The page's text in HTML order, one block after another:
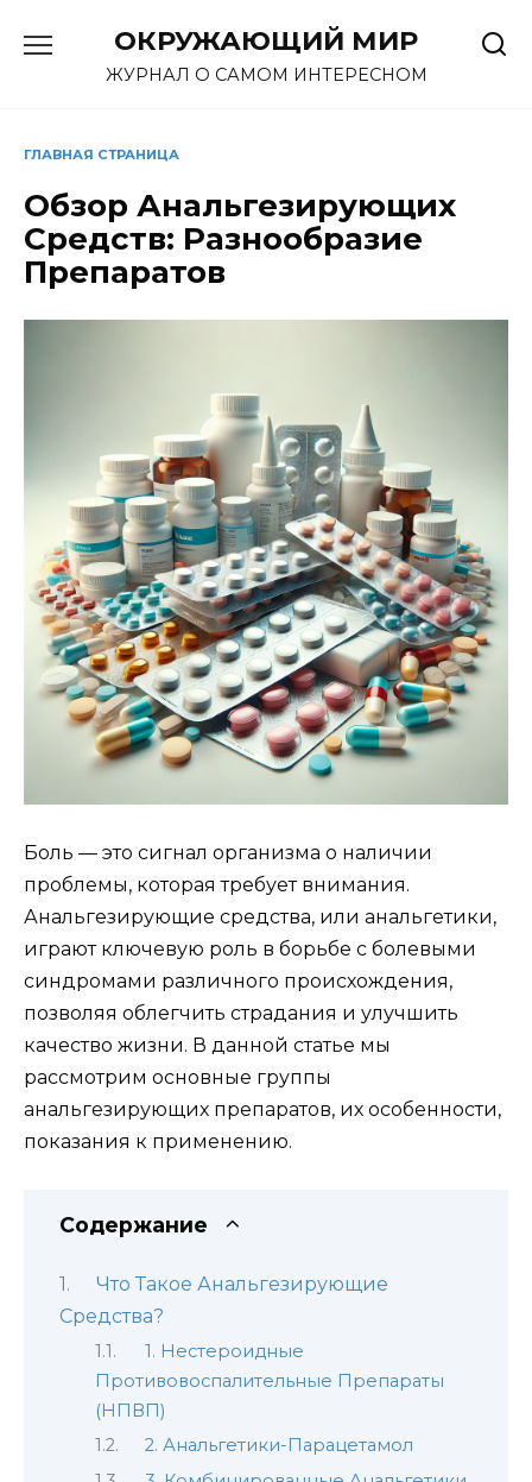
содержанию
ОКРУЖАЮЩИЙ МИР
ЖУРНАЛ О САМОМ ИНТЕРЕСНОМ
ГЛАВНАЯ СТРАНИЦА
Обзор Анальгезирующих
Средств: Разнообразие
Препаратов
Боль — это сигнал организма о наличии
проблемы, которая требует внимания.
Анальгезирующие средства, или анальгетики,
играют ключевую роль в борьбе с болевыми
синдромами различного происхождения,
позволяя облегчить страдания и улучшить
качество жизни. В данной статье мы
рассмотрим основные группы
анальгезирующих препаратов, их особенности,
показания к применению.
Содержание
Что Такое Анальгезирующие
Средства?
1. Нестероидные
Противовоспалительные Препараты
(НПВП)
2. Анальгетики-Парацетамол